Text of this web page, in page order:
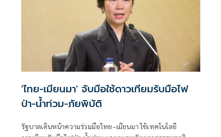
'ไทย-เมียนมา' จับมือใช้ดาวเทียมรับมือไฟ
ป่า-น้ำท่วม-ภัยพิบัติ
รัฐบาลเดินหน้าความร่วมมือไทย–เมียนมา ใช้เทคโนโลยี